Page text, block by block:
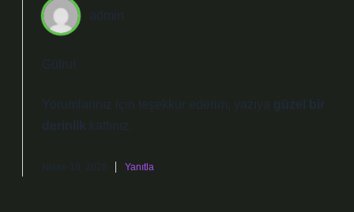
admin
Gülru!
Yorumlarınız için teşekkür ederim, yazıya güzel bir
derinlik kattınız.
Nisan 18, 2026 Yanıtla